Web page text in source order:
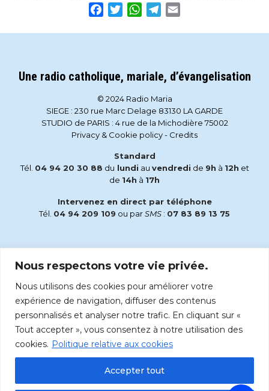
Nous respectons votre vie privée.
Nous utilisons des cookies pour améliorer votre
expérience de navigation, diffuser des contenus
personnalisés et analyser notre trafic. En cliquant sur «
Tout accepter », vous consentez à notre utilisation des
cookies. Politique relative aux cookies
Accepter tout
Facebook
TwitterWhatsApp
Telegram
Une radio catholique, mariale, d’évangelisation
© 2024 Radio Maria
SIEGE : 230 rue Marc Delage 83130 LA GARDE
STUDIO de PARIS : 4 rue de la Michodière 75002
Privacy & Cookie policy- Credits
Standard
Tél. 04 94 20 30 88 du lundi au vendredi de 9h à 12h et
de 14h à 17h
Intervenez en direct par téléphone
Tél. 04 94 209 109 ou parSMS : 07 83 89 13 75
accueil@radiomaria.fr
Écoutez Radio Maria sur :